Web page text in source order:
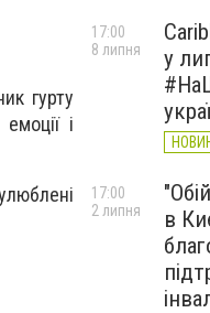
гурту
і
у
17:00
8 липня
в
17:00
2 липня